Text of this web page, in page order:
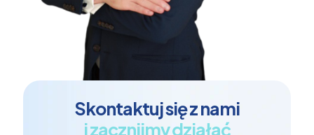
Skontaktuj się z nami
i zacznijmy działać